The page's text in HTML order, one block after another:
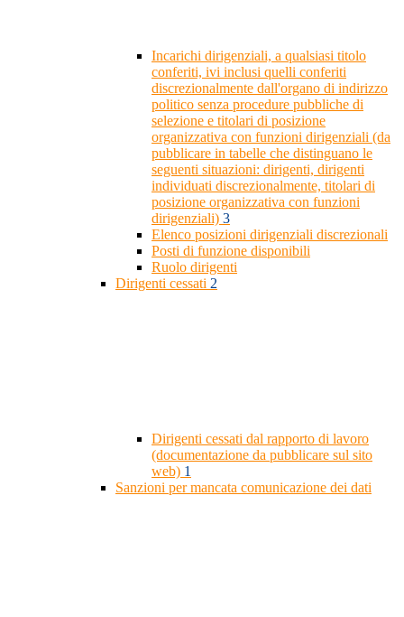
Incarichi dirigenziali, a qualsiasi titolo
conferiti, ivi inclusi quelli conferiti
discrezionalmente dall'organo di indirizzo
politico senza procedure pubbliche di
selezione e titolari di posizione
organizzativa con funzioni dirigenziali (da
pubblicare in tabelle che distinguano le
seguenti situazioni: dirigenti, dirigenti
individuati discrezionalmente, titolari di
posizione organizzativa con funzioni
dirigenziali) 3
Elenco posizioni dirigenziali discrezionali
Posti di funzione disponibili
Ruolo dirigenti
Dirigenti cessati 2
Dirigenti cessati dal rapporto di lavoro
(documentazione da pubblicare sul sito
web) 1
Sanzioni per mancata comunicazione dei dati